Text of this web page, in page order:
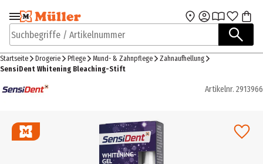
Zur Navigation
springen
Zum Hauptinhalt
Suchbegriffe / Artikelnummer
Startseite Drogerie Pflege Mund- & Zahnpflege
Zahnaufhellung
SensiDent Whitening Bleaching-Stift
Artikelnr. 2913966